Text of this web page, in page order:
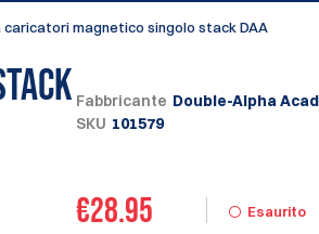
caricatori magnetico singolo stack DAA
Fabbricante Double-Alpha
SKU 101579
€28.95 Esaurito